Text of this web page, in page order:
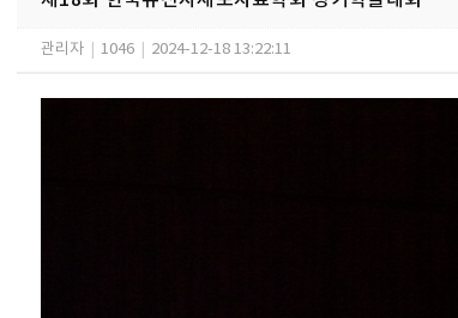
관리자 1046 2024-12-18 13:22:11